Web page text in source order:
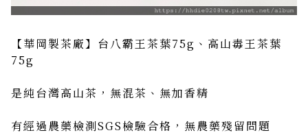
【華岡製茶廠】台八霸王茶葉75g、高山毒王茶葉
75g
是純台灣高山茶，無混茶、無加香精
有經過農藥檢測SGS檢驗合格，無農藥殘留問題